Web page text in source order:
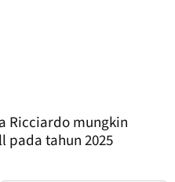
Ricciardo mungkin
pada tahun 2025